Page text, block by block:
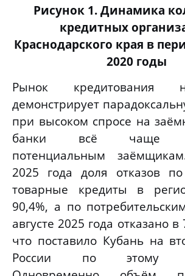
Рисунок 1. Динамика
кредитных
Краснодарского края в
2020 годы
Рынок кредитования
демонстрирует
при высоком спросе на
банки всё чаще
потенциальным
2025 года доля отказов
товарные кредиты в
90,4%, а по
августе 2025 года отказано в
что поставило Кубань на
России по этому